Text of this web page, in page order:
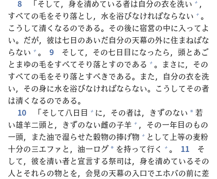
8
「そして， 身を清めている者は自分の衣を洗い + ，
すべての毛をそり落とし， 水を浴びなければならない + 。
こうして清くなるのである。その後に宿営の中に入ってよ
い。だが， 彼は七日のあいだ自分の天幕の外に住まねばな
らない + 。 9 そして，その七日目になったら， 頭とあご
とまゆの毛をすべてそり落とすのである + 。まさに，その
すべての毛をそり落とすべきである。また， 自分の衣を洗
い，その身に水を浴びなければならない。こうしてその者
は清くなるのである。
10
「そして八日目 + に，その者は，きずのない * 若
い雄羊二頭と，きずのない雌の子羊 + ，その一年目のもの
一頭，また油で湿らせた穀物の捧げ物 + として 上等の麦粉
十分の三エファと， 油一ログ * を持って行く + 。 11
そ
して， 彼を清い者と宣言する祭司は， 身を清めているその
人とそれらの物とを， 会見の天幕の入口でエホバの前に差